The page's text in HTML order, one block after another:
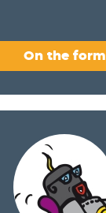
On the form